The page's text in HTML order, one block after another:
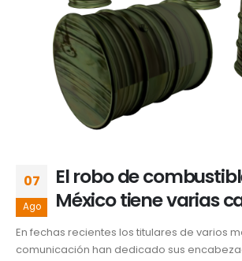
07
Ago
El robo de
México tiene varias
En fechas recientes los titulares de varios
comunicación han dedicado sus